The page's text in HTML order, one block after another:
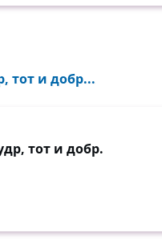
тот и добр...
тот и добр.